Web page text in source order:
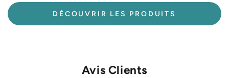
DÉCOUVRIR LES PRODUITS
Avis Clients